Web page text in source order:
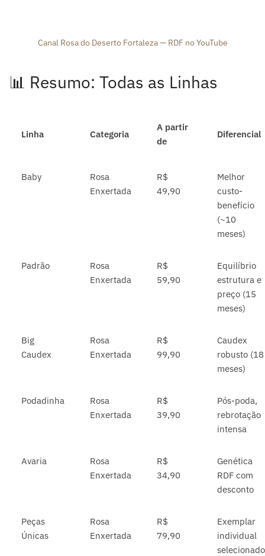
Canal Rosa do Deserto Fortaleza — RDF no YouTube
📊 Resumo: Todas as Linhas
Linha Categoria
A partir
de
Diferencial
Baby
Rosa
Enxertada
R$
49,90
Melhor
custo-
benefício
(~10
meses)
Padrão
Rosa
Enxertada
R$
59,90
Equilíbrio
estrutura e
preço (15
meses)
Big
Caudex
Rosa
Enxertada
R$
99,90
Caudex
robusto (18
meses)
Podadinha
Rosa
Enxertada
R$
39,90
Pós-poda,
rebrotação
intensa
Avaria
Rosa
Enxertada
R$
34,90
Genética
RDF com
desconto
Peças
Únicas
Rosa
Enxertada
R$
79,90
Exemplar
individual
selecionado